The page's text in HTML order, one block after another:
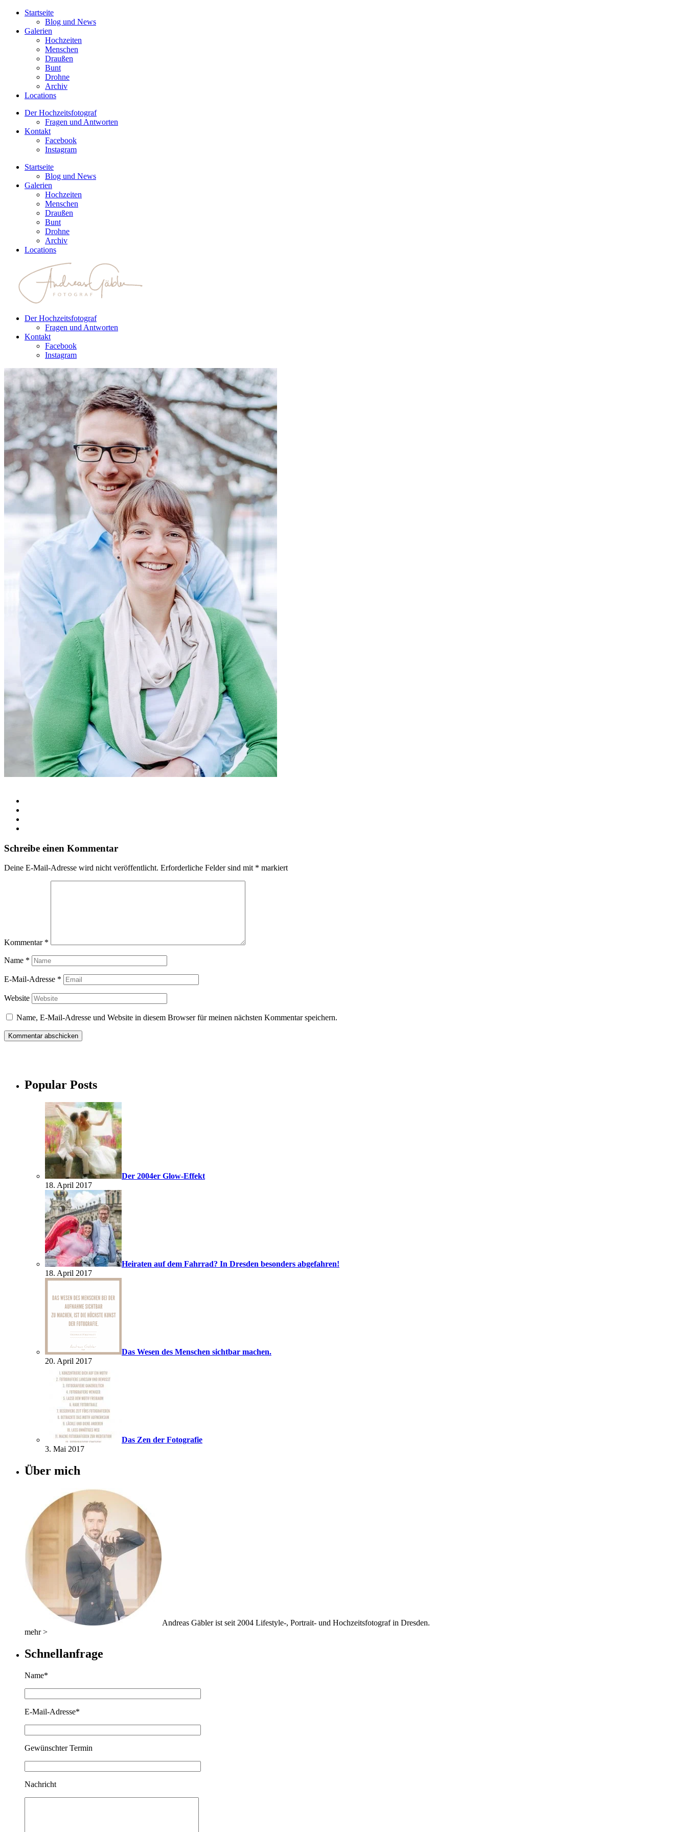
Startseite
Blog und News
Galerien
Hochzeiten
Menschen
Draußen
Bunt
Drohne
Archiv
Locations
Der Hochzeitsfotograf
Fragen und Antworten
Kontakt
Facebook
Instagram
Startseite
Blog und News
Galerien
Hochzeiten
Menschen
Draußen
Bunt
Drohne
Archiv
Locations
Der Hochzeitsfotograf
Fragen und Antworten
Kontakt
Facebook
Instagram
Schreibe einen Kommentar
Deine E-Mail-Adresse wird nicht veröffentlicht. Erforderliche Felder sind mit * markiert
Kommentar *
Name *
E-Mail-Adresse *
Website
Name, E-Mail-Adresse und Website in diesem Browser für meinen nächsten Kommentar speichern.
Popular Posts
Der 2004er Glow-Effekt
18. April 2017
Heiraten auf dem Fahrrad? In Dresden besonders abgefahren!
18. April 2017
Das Wesen des Menschen sichtbar machen.
20. April 2017
Das Zen der Fotografie
3. Mai 2017
Über mich
Andreas Gäbler ist seit 2004 Lifestyle-, Portrait- und Hochzeitsfotograf in Dresden.
mehr >
Schnellanfrage
Name*
E-Mail-Adresse*
Gewünschter Termin
Nachricht